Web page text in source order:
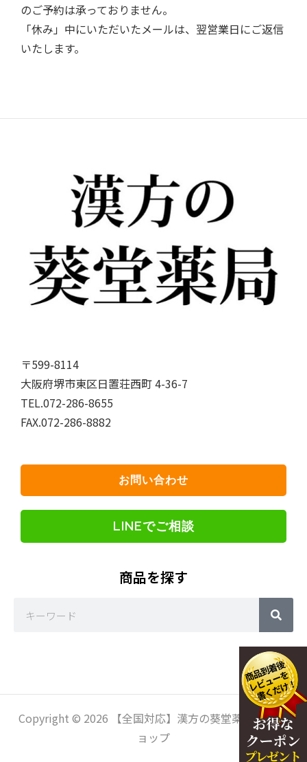
のご予約は承っておりません。
「休み」中にいただいたメールは、翌営業日にご返信
いたします。
〒599-8114
大阪府堺市東区日置荘西町 4-36-7
TEL.072-286-8655
FAX.072-286-8882
お問い合わせ
LINEでご相談
商品を探す
Copyright © 2026 【全国対応】漢方の葵堂薬局 通販シ
ョップ